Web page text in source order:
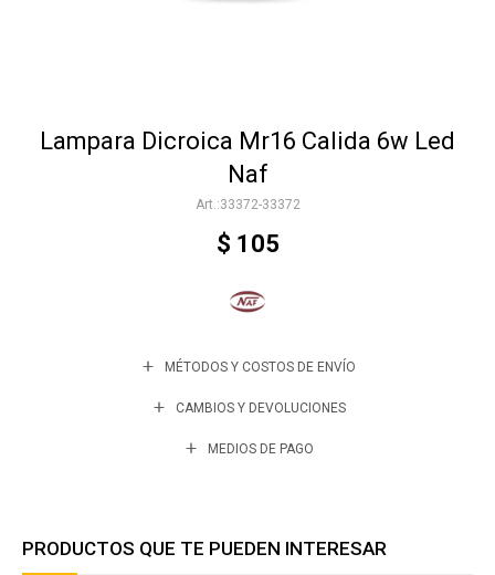
Lampara Dicroica Mr16 Calida 6w Led
Naf
33372-33372
$ 105
MÉTODOS Y COSTOS DE ENVÍO
CAMBIOS Y DEVOLUCIONES
MEDIOS DE PAGO
PRODUCTOS QUE TE PUEDEN INTERESAR
Varios